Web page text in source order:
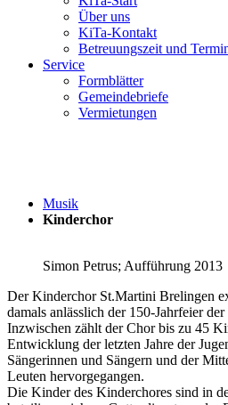
Über uns
KiTa-Kontakt
Betreuungszeit und
Service
Formblätter
Gemeindebriefe
Vermietungen
Musik
Kinderchor
Simon Petrus; Aufführung 2013
Der Kinderchor St.Martini Brelingen
damals anlässlich der 150-Jahrfeier
Inzwischen zählt der Chor bis zu 45
Entwicklung der letzten Jahre der
Sängerinnen und Sängern und der
Leuten hervorgegangen.
Die Kinder des Kinderchores sind in